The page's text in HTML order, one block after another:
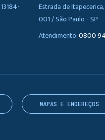
Estrada de
001 / São Paulo - SP
Atendimento:0800
MAPAS E ENDEREÇOS